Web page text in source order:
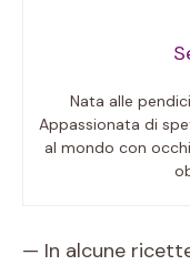
Nata alle
Appassionata di
al mondo con
— In alcune